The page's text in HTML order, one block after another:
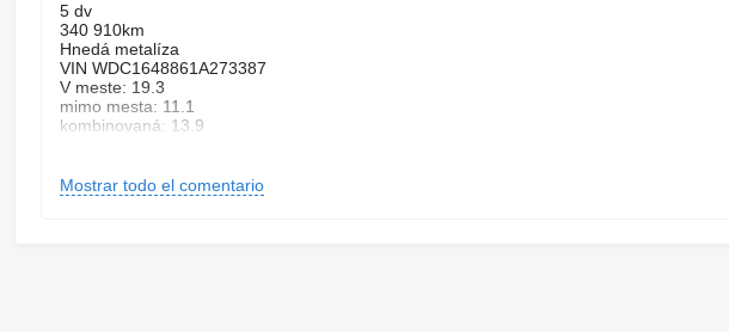
5 dv
340 910km
Hnedá metalíza
VIN WDC1648861A273387
V meste: 19.3
mimo mesta: 11.1
kombinovaná: 13.9
Deaktivácia airbagov
Systém kontroly tlaku v pneumatikách (TPMS)
Mostrar todo el comentario